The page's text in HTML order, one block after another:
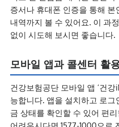
증서나 휴대폰 인증을 통해
내역까지 볼 수 있어요. 이 과
없이 시도해 보시면 좋습니다.
모바일 앱과 콜센터 활
건강보험공단 모바일 앱 ‘건
능합니다. 앱을 설치하고 로
금 상태를 확인할 수 있어 편